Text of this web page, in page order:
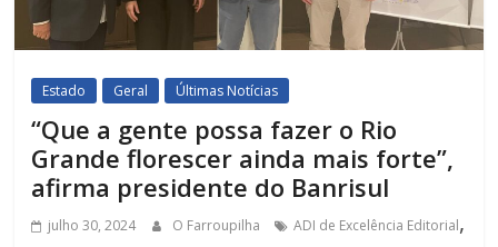
Estado Geral Últimas Notícias
“Que a gente possa fazer o Rio
Grande florescer ainda mais forte”,
afirma presidente do Banrisul
julho 30, 2024 O Farroupilha ADI de Excelência Editorial,